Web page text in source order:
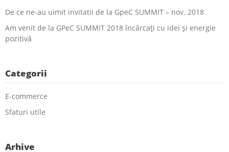
De ce ne-au uimit invitatii de la GpeC SUMMIT – nov. 2018
Am venit de la GPeC SUMMIT 2018 încărcați cu idei și energie
pozitivă
Categorii
E-commerce
Sfaturi utile
Arhive